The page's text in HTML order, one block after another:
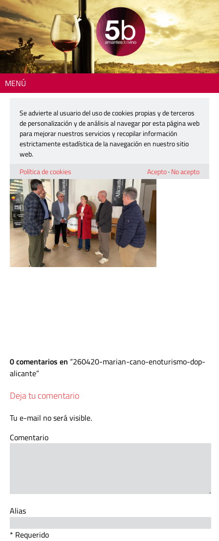
MENÚ
260420-marian-cano-enoturismo-
dop-alicante
20 abril, 2026
0 comentarios en 260420-marian-cano-enoturismo-dop-
alicante
Deja tu comentario
Tu e-mail no será visible.
Comentario
Alias
* Requerido
Se advierte al usuario del uso de cookies propias y de terceros
de personalización y de análisis al navegar por esta página web
para mejorar nuestros servicios y recopilar información
estrictamente estadística de la navegación en nuestro sitio
web.
Política de cookies
Acepto· No acepto